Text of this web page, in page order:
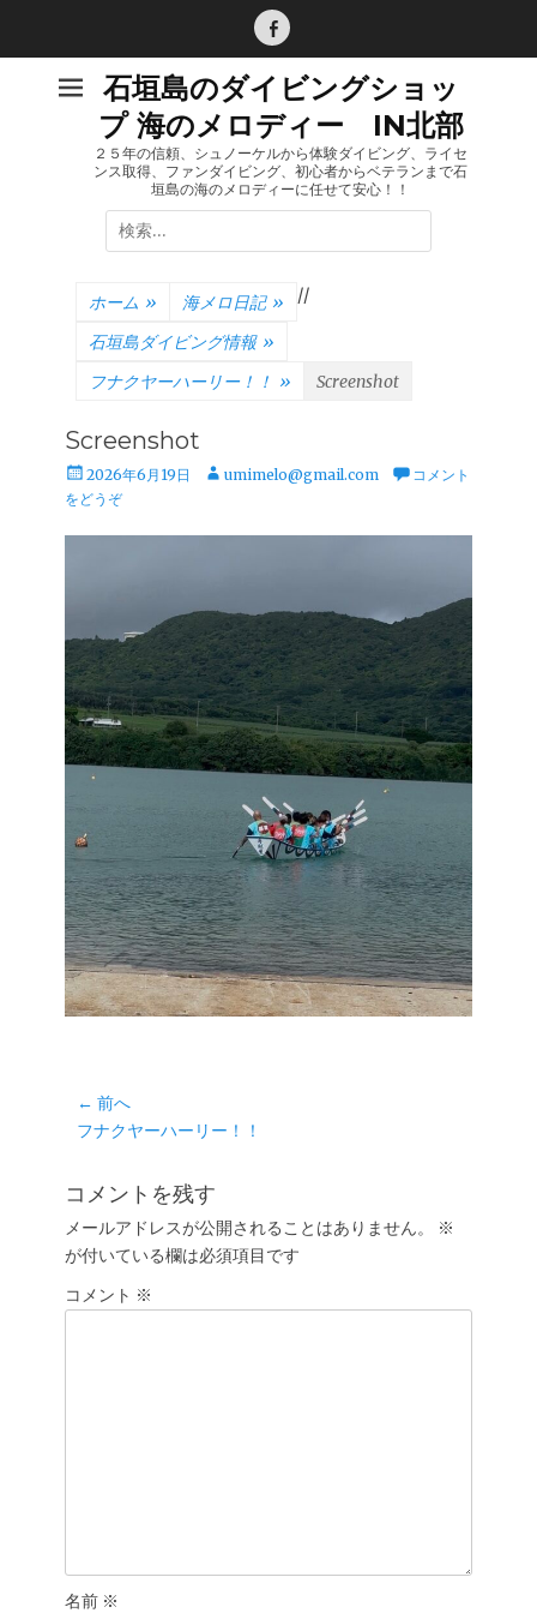
Facebook
石垣島のダイビングショッ
プ 海のメロディー IN北部
２５年の信頼、シュノーケルから体験ダイビング、ライセ
ンス取得、ファンダイビング、初心者からベテランまで石
垣島の海のメロディーに任せて安心！！
検
索:
ホーム » 海メロ日記 » /
石垣島ダイビング情報 »
/
フナクヤーハーリー！！ » Screenshot
Screenshot
投
稿
2026年6月19日
投 umimelo@gmail.com
コメント
をどうぞ
投
稿
ビ
ゲ
ー
シ
← 前へ
前
投
フナクヤーハーリー！！
コメントを残す
メールアドレスが公開されることはありません。
※
が付いている欄は必須項目です
コメント ※
名前 ※